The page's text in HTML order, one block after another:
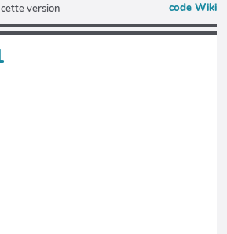
cette version
code Wiki